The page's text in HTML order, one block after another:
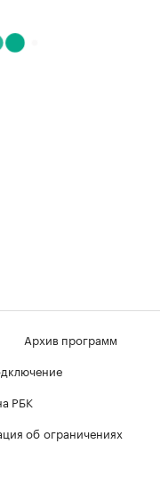
Архив программ
РБК
об ограничениях